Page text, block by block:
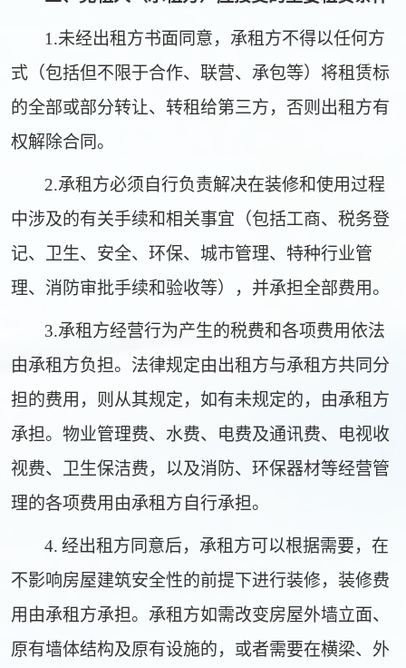
1.未经出租方书面同意，承租方不得以任何方
式（包括但不限于合作、联营、承包等）将租赁标
的全部或部分转让、转租给第三方，否则出租方有
权解除合同。
2.承租方必须自行负责解决在装修和使用过程
中涉及的有关手续和相关事宜（包括工商、税务登
记、 卫生、安全、环保、城市管理、特种行业管
理、消防审批手续和验收等），并承担全部费用。
3.承租方经营行为产生的税费和各项费用依法
由承租方负担。法律规定由出租方与承租方共同分
担的费用，则从其规定，如有未规定的，由承租方
承担。物业管理费、水费、电费及通讯费、电视收
视费、卫生保洁费，以及消防、环保器材等经营管
理的各项费用由承租方自行承担。
4. 经出租方同意后，承租方可以根据需要，在
不影响房屋建筑安全性的前提下进行装修，装修费
用由承租方承担。承租方如需改变房屋外墙立面、
原有墙体结构及原有设施的，或者需要在横梁、外